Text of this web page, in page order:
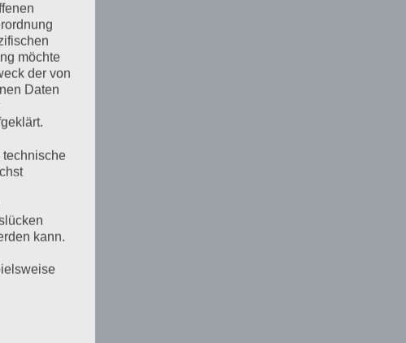
möchte
der von
Daten
kann.